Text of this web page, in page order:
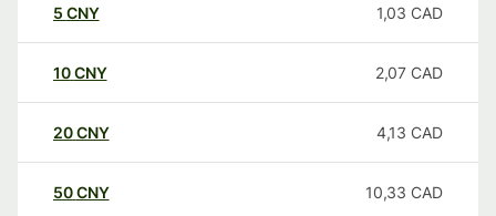
5 CNY 1,03 CAD
10CNY 2,07 CAD
20CNY 4,13 CAD
50CNY 10,33 CAD